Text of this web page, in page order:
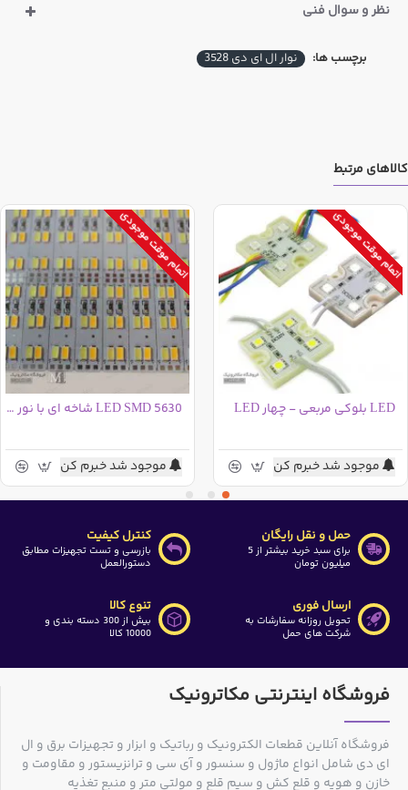
اس ام دی را مقایسه میکند. در حالیکه ال ای دی نواری شامل
نظر و سوال فنی
برچسب ها: نوار ال ای دی 3528
کالاهای مرتبط
اتمام موقت موجودی
LED بلوکی مربعی - چهار LED
موجود شد خبرم کن
اتمام موقت موجودی
LED SMD 5630 شاخه ای با نور ترکیبی مهتابی و آفتابی - دولاین
موجود شد خبرم کن
حمل و نقل رایگان
برای سبد خرید بیشتر از 5
میلیون تومان
کنترل کیفیت
بازرسی و تست تجهیزات مطابق
دستورالعمل
ارسال فوری
تحویل روزانه سفارشات به
شرکت های حمل
تنوع کالا
بیش از 300 دسته بندی و
10000 کالا
فروشگاه اینترنتی مکاترونیک
فروشگاه آنلاین قطعات الکترونیک و رباتیک و ابزار و تجهیزات برق و ال
ای دی شامل انواع ماژول و سنسور و آی سی و ترانزیستور و مقاومت و
خازن و هویه و قلع کش و سیم قلع و مولتی متر و منبع تغذیه